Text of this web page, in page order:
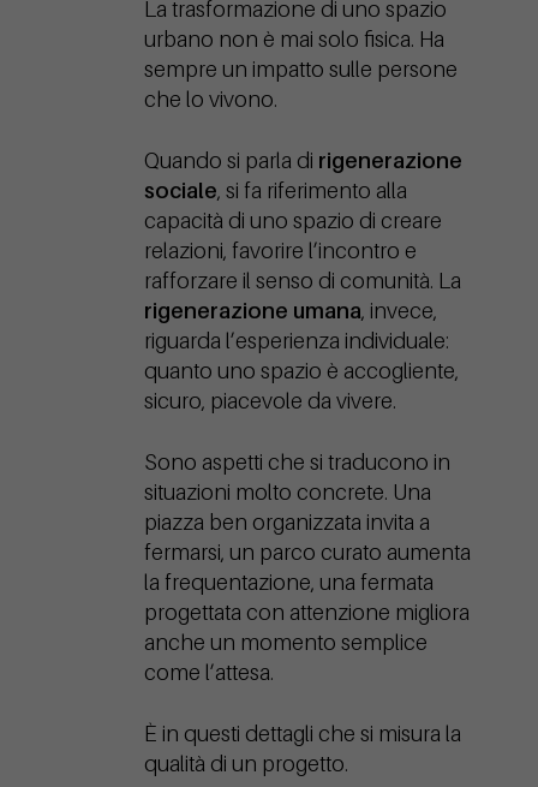
La trasformazione di uno spazio
urbano non è mai solo fisica. Ha
sempre un impatto sulle persone
che lo vivono.
Quando si parla di rigenerazione
sociale, si fa riferimento alla
capacità di uno spazio di creare
relazioni, favorire l’incontro e
rafforzare il senso di comunità. La
rigenerazione umana, invece,
riguarda l’esperienza individuale:
quanto uno spazio è accogliente,
sicuro, piacevole da vivere.
Sono aspetti che si traducono in
situazioni molto concrete. Una
piazza ben organizzata invita a
fermarsi, un parco curato aumenta
la frequentazione, una fermata
progettata con attenzione migliora
anche un momento semplice
come l’attesa.
È in questi dettagli che si misura la
qualità di un progetto.